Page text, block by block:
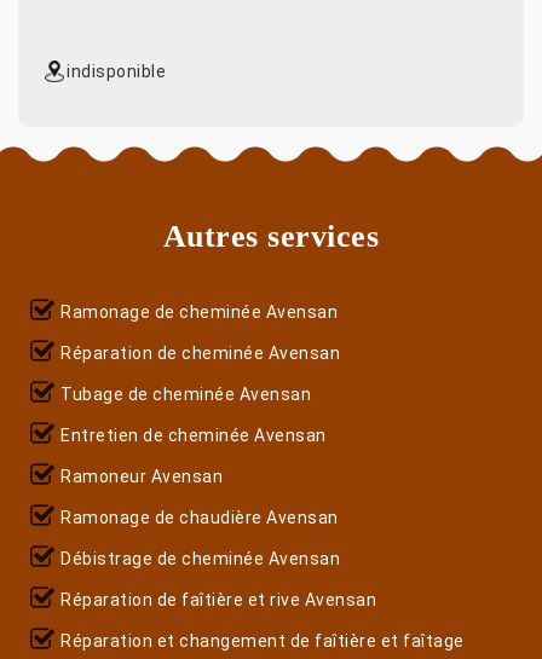
indisponible
Autres services
Ramonage de cheminée Avensan
Réparation de cheminée Avensan
Tubage de cheminée Avensan
Entretien de cheminée Avensan
Ramoneur Avensan
Ramonage de chaudière Avensan
Débistrage de cheminée Avensan
Réparation de faîtière et rive Avensan
Réparation et changement de faîtière et faîtage